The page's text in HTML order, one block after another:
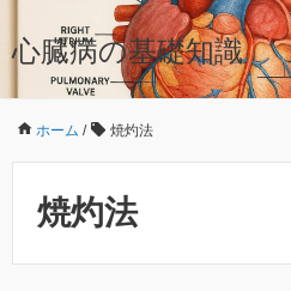
心臓病の基礎知識
ホーム / 焼灼法
焼灼法